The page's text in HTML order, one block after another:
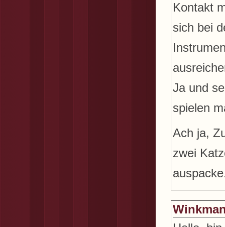
Kontakt
sich bei
Ja und
spielen
Ach ja,
zwei